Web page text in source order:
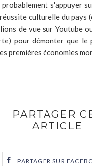
s'appuyer
culturelle du pays
de vue sur Youtube
pour démonter que le
premières économies
PARTAGER
ARTICLE
PARTAGER SUR